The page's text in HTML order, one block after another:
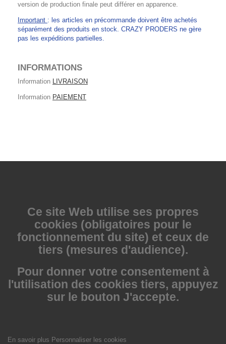
version de production finale peut différer en apparence.
Important : les articles en précommande doivent être achetés
séparément des produits en stock. CRAZY PRODERS ne gère
pas les expéditions partielles.
INFORMATIONS
Information LIVRAISON
Information PAIEMENT
Ce site Web utilise ses propres
cookies (obligatoires pour le
fonctionnement du site) et ceux de
tiers (mesures d'audience).
Pour donner votre consentement à
l'utilisation des cookies tiers, appuyez
sur le bouton J'accepte.
En savoir plus Personnaliser les cookies